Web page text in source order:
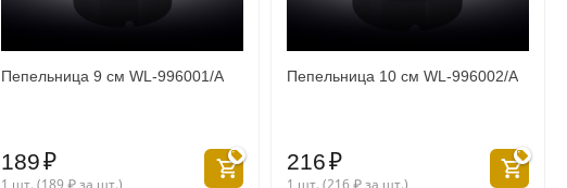
Пепельница 9 см WL‑996001/A
189₽
1 шт. (189 ₽за шт.)
Пепельница 10 см WL‑996002/A
216₽
1 шт. (216₽за шт.)